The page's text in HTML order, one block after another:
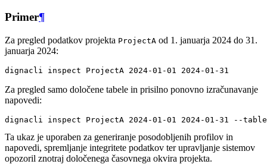
Primer¶
Za pregled podatkov projekta ProjectA od 1. januarja 2024 do 31.
januarja 2024:
dignacli inspect ProjectA 2024-01-01 2024
Za pregled samo določene tabele in prisilno ponovno izračunavanje
napovedi:
dignacli inspect ProjectA 2024-01-01 2024-01-31 --
Ta ukaz je uporaben za generiranje posodobljenih profilov in
napovedi, spremljanje integritete podatkov ter upravljanje sistemov
opozoril znotraj določenega časovnega okvira projekta.